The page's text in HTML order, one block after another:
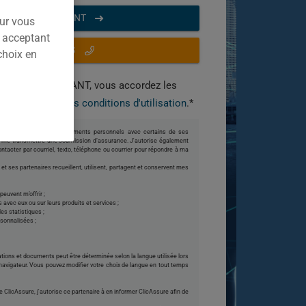
MAINTENANT
APPELEZ-NOUS
MAINTENANT, vous accordez les
acceptez nos conditions d'utilisation.*
partager mes renseignements personnels avec certains de ses
transmettre une soumission d’assurance. J'autorise également
par courriel, texto, téléphone ou courrier pour répondre à ma
ses partenaires recueillent, utilisent, partagent et conservent mes
m’offrir ;
avec eux ou sur leurs produits et services ;
statistiques ;
;
et documents peut être déterminée selon la langue utilisée lors
Vous pouvez modifier votre choix de langue en tout temps
ClicAssure, j'autorise ce partenaire à en informer ClicAssure afin de
vous
acceptant
en